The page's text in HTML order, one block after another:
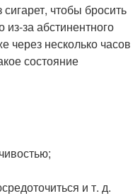
чтобы бросить
за абстинентного
через несколько часов
состояние
и т. д.